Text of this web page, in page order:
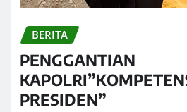
BERITA
PENGGANTIAN
PRESIDEN”